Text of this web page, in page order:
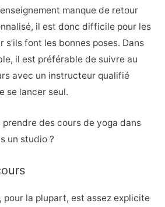
manque de retour
il est donc difficile pour les
font les bonnes poses. Dans
il est préférable de suivre au
avec un instructeur qualifié
se lancer seul.
des cours de yoga dans
un studio ?
pour la plupart, est assez explicite